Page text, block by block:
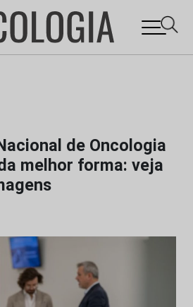
de Oncologia
melhor forma: veja